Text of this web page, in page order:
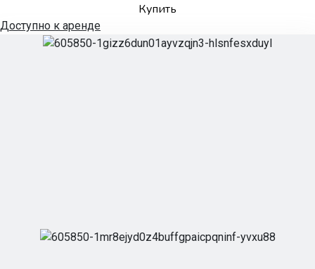
Купить
Доступно к аренде